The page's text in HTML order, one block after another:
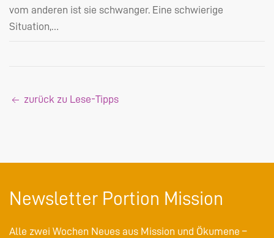
vom anderen ist sie schwanger. Eine schwierige
Situation,…
zurück zu Lese-Tipps
Newsletter Portion Mission
Alle zwei Wochen Neues aus Mission und Ökumene –